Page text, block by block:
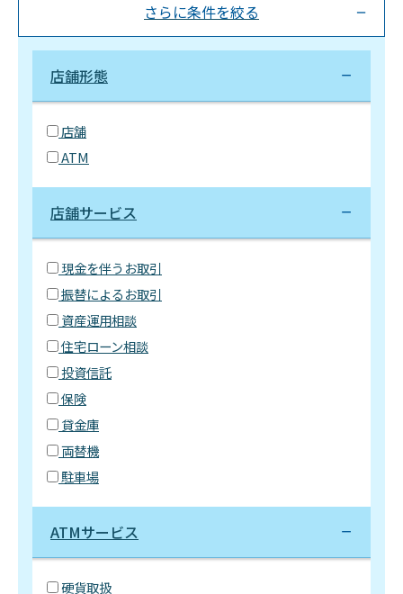
さらに条件を絞る
店舗形態
店舗
ATM
店舗サービス
現金を伴うお取引
振替によるお取引
資産運用相談
住宅ローン相談
投資信託
保険
貸金庫
両替機
駐車場
ATMサービス
硬貨取扱